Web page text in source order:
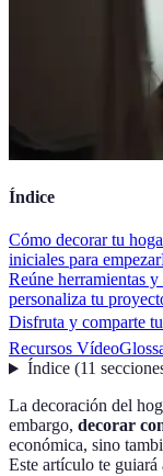
Índice
Cómo decorar tu
iniciales para empezar
Reúne herramientas
personaliza tu
Disfruta y comparte
Recursos Vídeo
Índice(11
La decoración del
embargo, decorar
económica, sino
Este artículo te guiará